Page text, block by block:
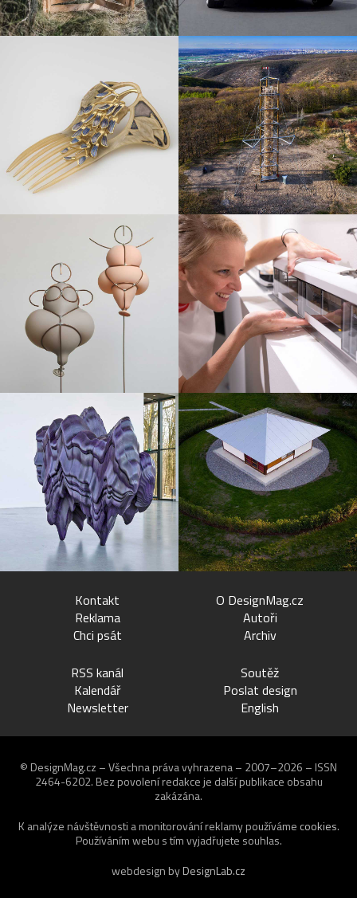
Kontakt
Reklama
Chci psát
O DesignMag.cz
Autoři
Archiv
RSS kanál
Kalendář
Newsletter
Soutěž
Poslat design
English
© DesignMag.cz – Všechna práva vyhrazena – 2007–2026 – ISSN
2464-6202. Bez povolení redakce je další publikace obsahu
zakázána.
K analýze návštěvnosti a monitorování reklamy používáme cookies.
Používáním webu s tím vyjadřujete souhlas.
webdesign byDesignLab.cz